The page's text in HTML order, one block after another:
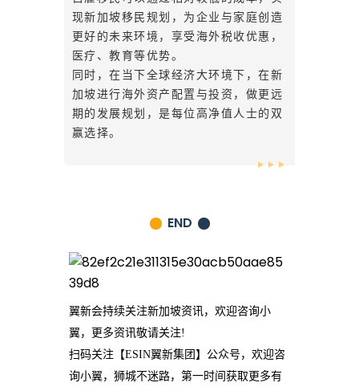
现新加坡移民规划，为企业与家庭创造
更好的未来环境，享受海外税收优惠，
医疗、教育等优势。
同时，在当下全球经济大环境下，在新
加坡进行海外资产配置与投资，做更远
期的发展规划，是每位高净值人士的双
赢选择。
END
翼新会持续关注新加坡资讯，欢迎咨询小
翼，更多资讯敬请关注!
扫码关注【ESIN翼新集团】公众号，欢迎咨
询小翼，狮城不迷路，第一时间获取更多有